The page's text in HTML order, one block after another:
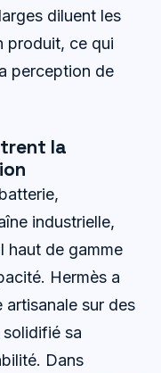
diluent les
produit, ce qui
perception de
la
industrielle,
haut de gamme
Hermès a
artisanale sur des
sa
Dans